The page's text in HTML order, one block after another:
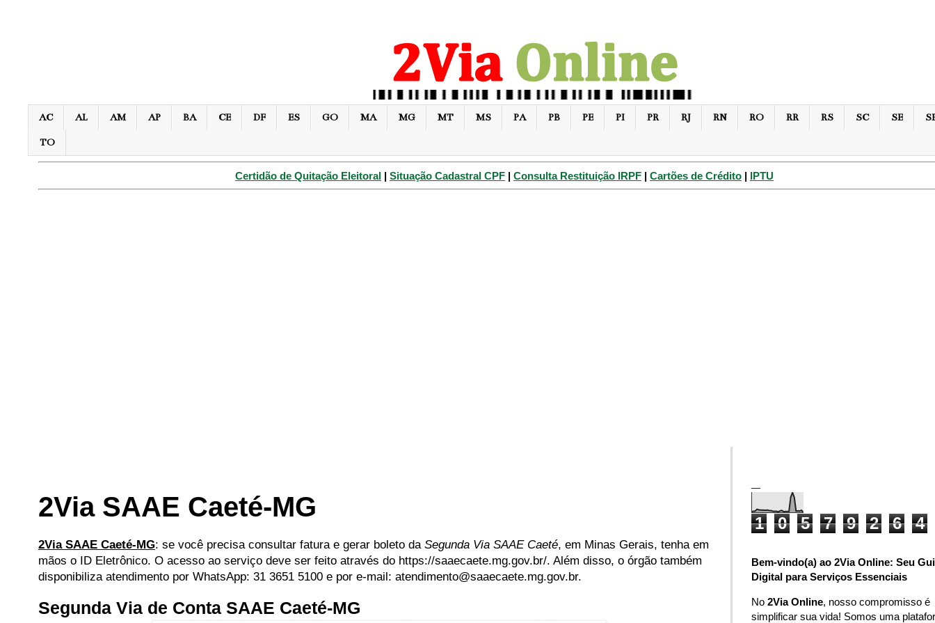
AC AL AM AP BA CE DF ES GO MA MG MT MS PA PB PE PI PR RJ RN RO RR RS SC SE
TO
Certidão de Quitação Eleitoral | Situação Cadastral CPF | Consulta Restituição IRPF | Cartões de Crédito | IPTU
2Via SAAE Caeté-MG
2Via SAAE Caeté-MG: se você precisa consultar fatura e gerar boleto da Segunda Via SAAE Caeté, em Minas Gerais, tenha em
mãos o ID Eletrônico. O acesso ao serviço deve ser feito através do https://saaecaete.mg.gov.br/. Além disso, o órgão também
disponibiliza atendimento por WhatsApp: 31 3651 5100 e por e-mail: atendimento@saaecaete.mg.gov.br.
Segunda Via de Conta SAAE Caeté-MG
1 0 5 7 9 2 6 4
Bem-vindo(a) ao 2Via Online: Seu
Digital para Serviços Essenciais
No 2Via Online, nosso compromisso é
simplificar sua vida! Somos uma